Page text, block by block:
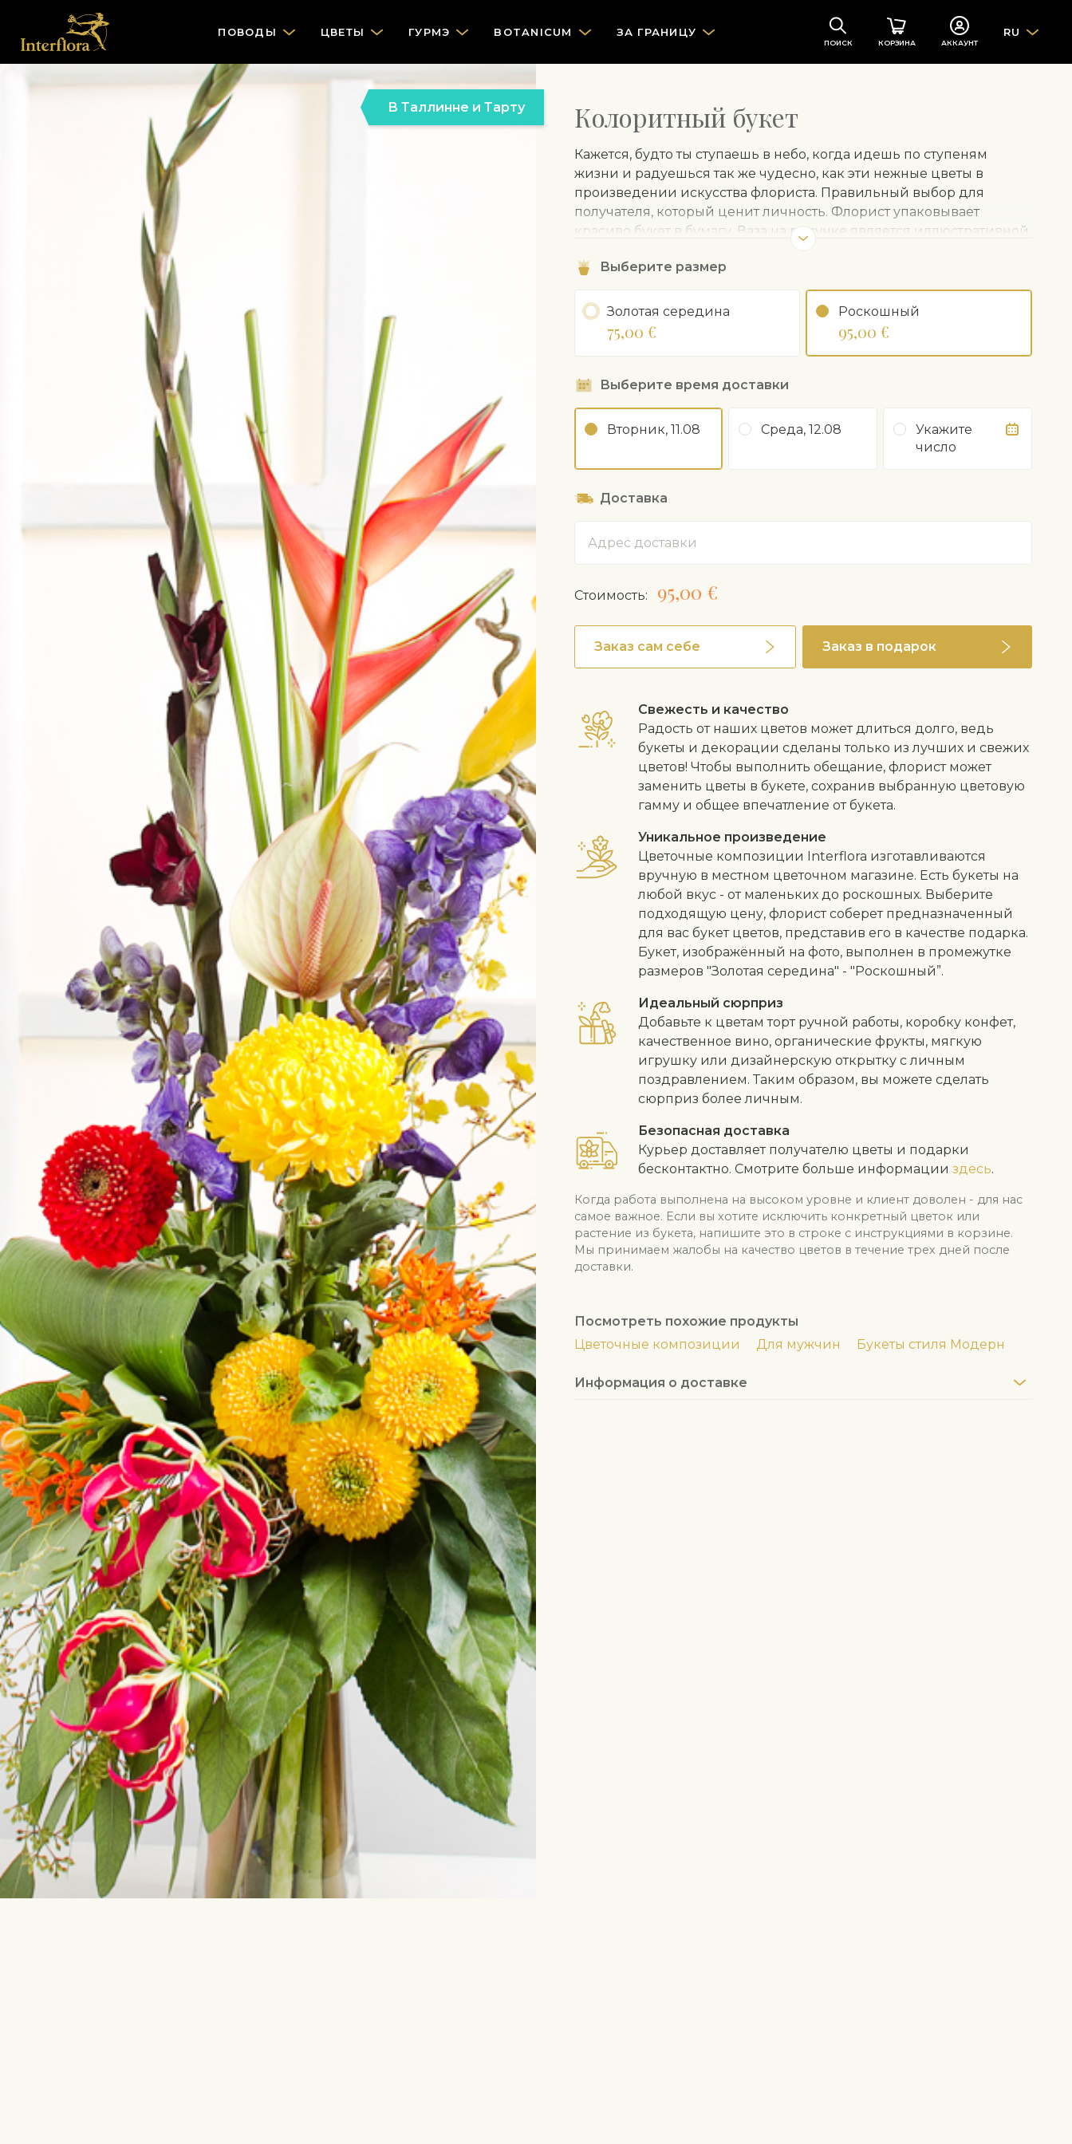
ПОВОДЫ ЦВЕТЫ ГУРМЭ BOTANICUM ЗА ГРАНИЦУ
ПОИСК КОРЗИНА АККАУНТ
RU
В Таллинне и Тарту Колоритный букет
Кажется, будто ты ступаешь в небо, когда идешь по ступеням
жизни и радуешься так же чудесно, как эти нежные цветы в
произведении искусства флориста. Правильный выбор для
получателя, который ценит личность. Флорист упаковывает
красиво букет в бумагу. Ваза на рисунке является иллюстративной
Выберите размер
Золотая середина
75,00 €
Рoскошный
95,00 €
Выберите время доставки
Вторник, 11.08 Среда, 12.08
Укажите
число
Доставка
Cтоимость: 95,00 €
Заказ сам себе Заказ в подарок
Свежесть и качество
Радость от наших цветов может длиться долго, ведь
букеты и декорации сделаны только из лучших и свежих
цветов! Чтобы выполнить обещание, флорист может
заменить цветы в букете, сохранив выбранную цветовую
гамму и общее впечатление от букета.
Уникальное произведение
Цветочные композиции Interflora изготавливаются
вручную в местном цветочном магазине. Есть букеты на
любой вкус - от маленьких до роскошных. Выберите
подходящую цену, флорист соберет предназначенный
для вас букет цветов, представив его в качестве подарка.
Букет, изображённый на фото, выполнен в промежутке
размеров "Золотая середина" - "Роскошный”.
Идеальный сюрприз
Добавьте к цветам торт ручной работы, коробку конфет,
качественное вино, органические фрукты, мягкую
игрушку или дизайнерскую открытку с личным
поздравлением. Таким образом, вы можете сделать
сюрприз более личным.
Безопасная доставка
Курьер доставляет получателю цветы и подарки
бесконтактно. Смотрите больше информации здесь.
Когда работа выполнена на высоком уровне и клиент доволен - для нас
самое важное. Если вы хотите исключить конкретный цветок или
растение из букета, напишите это в строке с инструкциями в корзине.
Мы принимаем жалобы на качество цветов в течение трех дней после
доставки.
Посмотреть похожие продукты
Цветочные композиции
Для мужчин Букеты стиля Модерн
Информация о доставке